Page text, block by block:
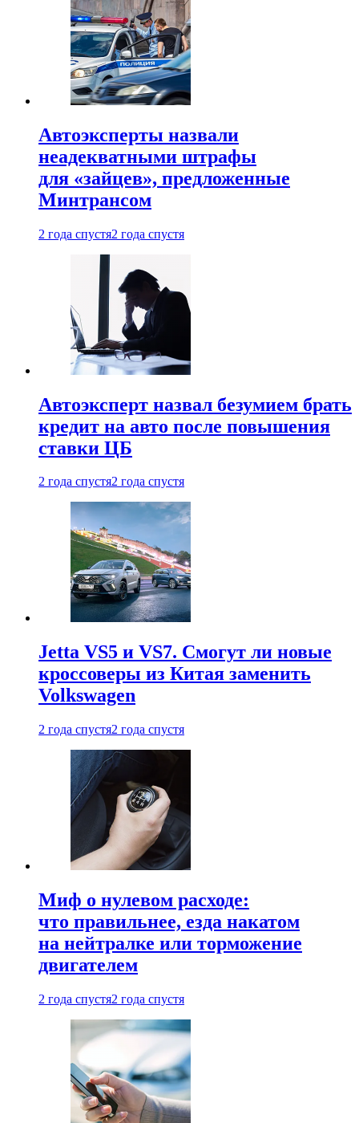
Автоэксперты назвали
неадекватными штрафы
для «зайцев», предложенные
Минтрансом
2 года спустя2 года спустя
Автоэксперт назвал безумием брать
кредит на авто после повышения
ставки ЦБ
2 года спустя2 года спустя
Jetta VS5 и VS7. Смогут ли новые
кроссоверы из Китая заменить
Volkswagen
2 года спустя2 года спустя
Миф о нулевом расходе:
что правильнее, езда накатом
на нейтралке или торможение
двигателем
2 года спустя2 года спустя